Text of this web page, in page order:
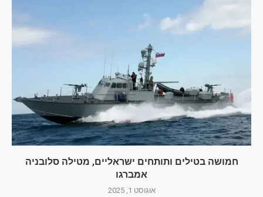
חמושה בטילים ותותחים ישראליים, מטילה סלובניה
אמברגו
אוגוסט 1, 2025